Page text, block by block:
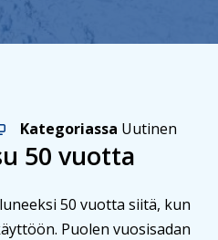
Kategoriassa Uutinen
50 vuotta
50 vuotta siitä, kun
Puolen vuosisadan